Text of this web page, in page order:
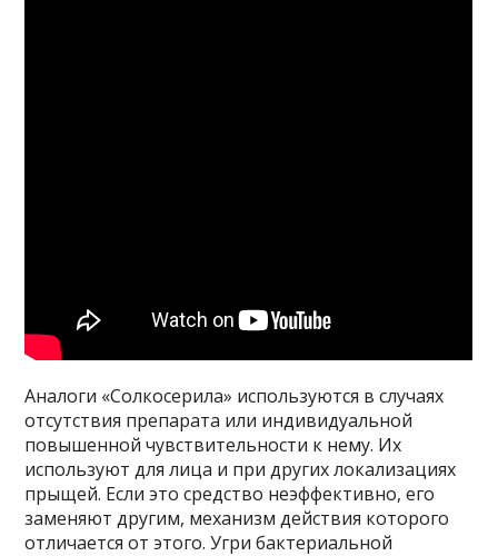
Аналоги «Солкосерила» используются в случаях
отсутствия препарата или индивидуальной
повышенной чувствительности к нему. Их
используют для лица и при других локализациях
прыщей. Если это средство неэффективно, его
заменяют другим, механизм действия которого
отличается от этого. Угри бактериальной